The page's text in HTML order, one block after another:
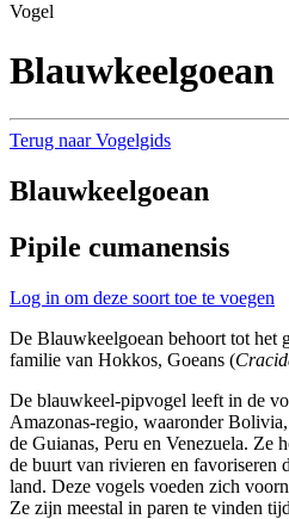
Vogel
Blauwkeelgoean
Terug naar Vogelgids
Blauwkeelgoean
Pipile cumanensis
Log in om deze soort toe te voegen
De Blauwkeelgoean behoort tot het
familie van Hokkos, Goeans (
De blauwkeel-pipvogel leeft in de
Amazonas-regio, waaronder
de Guianas, Peru en Venezuela. Ze
de buurt van rivieren en favoriseren
land. Deze vogels voeden zich
Ze zijn meestal in paren te vinden